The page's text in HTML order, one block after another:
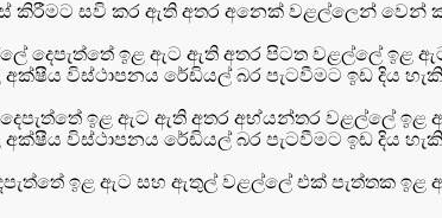
කිරීමට සවි කර ඇති අතර අනෙක් වළල්ලෙන් වෙන්
දෙපැත්තේ ඉළ ඇට ඇති අතර පිටත වළල්ලේ
විස්ථාපනය රේඩියල් බර පැටවීමට ඉඩ දිය
ඉළ ඇට ඇති අතර අභ්යන්තර වළල්ලේ
විස්ථාපනය රේඩියල් බර පැටවීමට ඉඩ දිය
ඉළ ඇට සහ ඇතුල් වළල්ලේ එක් පැත්තක